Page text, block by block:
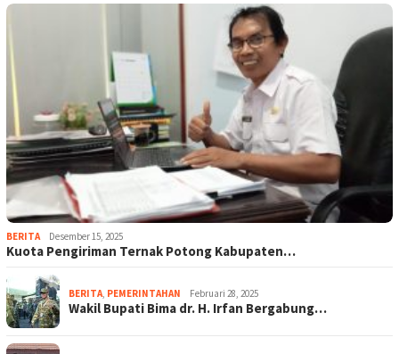
BERITA Desember 15, 2025
Kuota Pengiriman Ternak Potong Kabupaten…
BERITA, PEMERINTAHAN Februari 28, 2025
Wakil Bupati Bima dr. H. Irfan Bergabung…